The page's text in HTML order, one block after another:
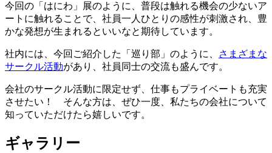
今回の「はにわ」展のように、普段は触れる機会の少ないア
ートに触れることで、社員一人ひとりの感性が刺激され、豊
かな発想が生まれるといいなと期待しています。
社内には、今回ご紹介した「巡り部」のように、
さまざまな
サークル活動があり、社員同士の交流も盛んです。
会社のサークル活動に限定せず、仕事もプライベートも充実
させたい！ そんな方は、ぜひ一度、私たちの会社について
知っていただけたら嬉しいです。
ギャラリー